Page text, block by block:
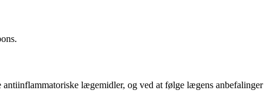
lægemidler, og ved at følge lægens anbefalinger